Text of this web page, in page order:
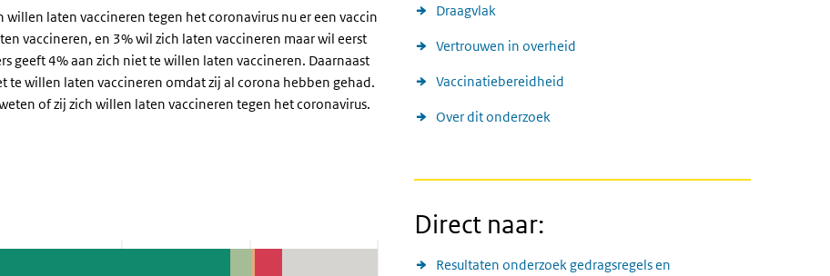
willen laten vaccineren tegen het coronavirus nu er een vaccin
vaccineren, en 3% wil zich laten vaccineren maar wil eerst
geeft 4% aan zich niet te willen laten vaccineren. Daarnaast
te willen laten vaccineren omdat zij al corona hebben gehad.
of zij zich willen laten vaccineren tegen het coronavirus.
datatabel
Draagvlak
Vertrouwen in overheid
Vaccinatiebereidheid
Over dit onderzoek
Direct naar:
Resultaten onderzoek gedragsregels en